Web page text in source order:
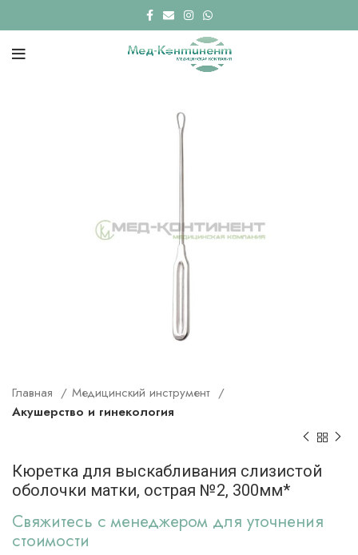
Главная
Медицинский инструмент
Акушерство и гинекология
Кюретка для выскабливания слизистой
оболочки матки, острая №2, 300мм*
Свяжитесь с менеджером для уточнения
стоимости